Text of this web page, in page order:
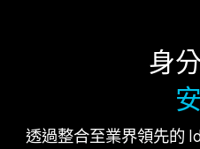
身
透過整合至業界領先的